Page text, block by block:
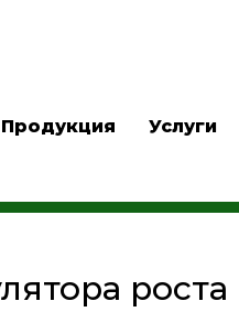
Продукция Услуги